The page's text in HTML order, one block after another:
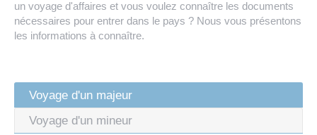
un voyage d'affaires et vous voulez connaître les documents
nécessaires pour entrer dans le pays ? Nous vous présentons
les informations à connaître.
Voyage d'un majeur
Voyage d'un mineur